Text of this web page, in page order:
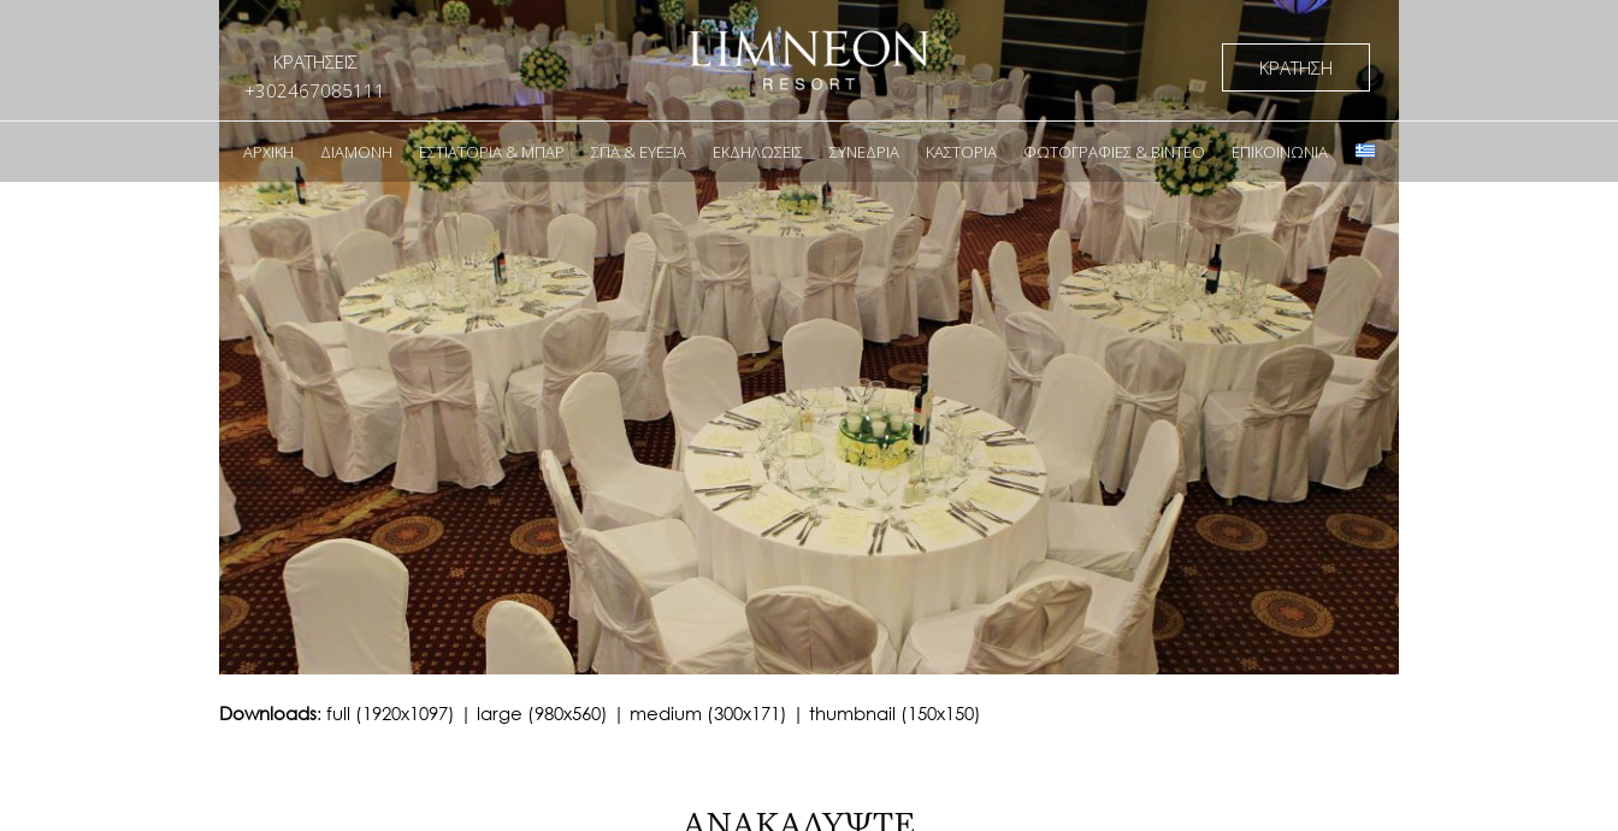
ΚΡΑΤΗΣΕΙΣ
+302467085111
ΚΡΑΤΗΣΗ
ΑΡΧΙΚΉ ΔΙΑΜΟΝΉ ΕΣΤΙΑΤΌΡΙΑ & ΜΠΑΡ ΣΠΑ & ΕΥΕΞΊΑ ΕΚΔΗΛΏΣΕΙΣ ΣΥΝΈΔΡΙΑ ΚΑΣΤΟΡΙΆ ΦΩΤΟΓΡΑΦΊΕΣ & ΒΊΝΤΕΟ ΕΠΙΚΟΙΝΩΝΊΑ
Downloads: full (1920x1097) | large (980x560) | medium (300x171) | thumbnail (150x150)